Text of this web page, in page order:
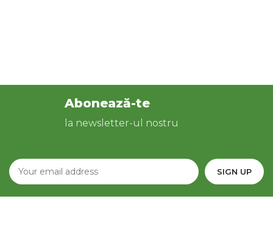
Abonează-te
la newsletter-ul nostru